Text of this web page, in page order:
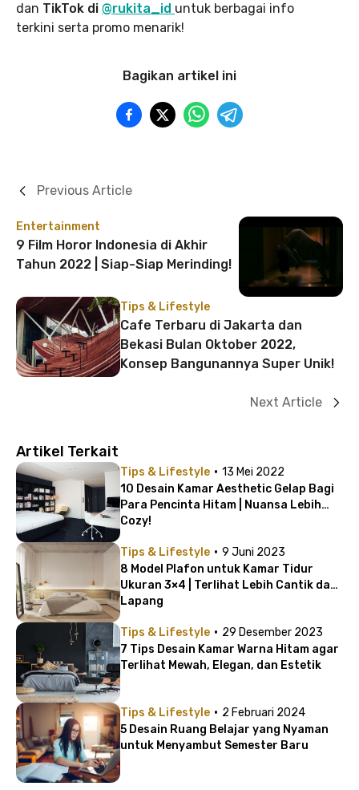
dan TikTok di @rukita_id untuk berbagai info
terkini serta promo menarik!
Bagikan artikel ini
Entertainment
9 Film Horor Indonesia di Akhir
Tahun 2022 | Siap-Siap Merinding!
Previous Article
Tips & Lifestyle
Cafe Terbaru di Jakarta dan
Bekasi Bulan Oktober 2022,
Konsep Bangunannya Super Unik!
Next Article
Artikel Terkait
Tips & Lifestyle · 13 Mei 2022
10 Desain Kamar Aesthetic Gelap Bagi
Para Pencinta Hitam | Nuansa Lebih
Cozy!
Tips & Lifestyle · 9 Juni 2023
8 Model Plafon untuk Kamar Tidur
Ukuran 3×4 | Terlihat Lebih Cantik dan
Lapang
Tips & Lifestyle · 29 Desember 2023
7 Tips Desain Kamar Warna Hitam agar
Terlihat Mewah, Elegan, dan Estetik
Tips & Lifestyle · 2 Februari 2024
5 Desain Ruang Belajar yang Nyaman
untuk Menyambut Semester Baru